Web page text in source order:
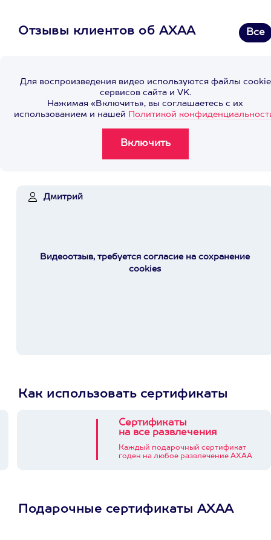
Отзывы клиентов об АХАА Все
Для воспроизведения видео используются файлы cookie
сервисов сайта и VK.
Нажимая «Включить», вы соглашаетесь с их
использованием и нашей Политикой
Дмитрий
Видеоотзыв, требуется согласие на сохранение
cookies
Как использовать сертификаты
Сертификаты
на все развлечения
Каждый подарочный сертификат
годен на любое развлечение АХАА
Подарочные сертификаты АХАА